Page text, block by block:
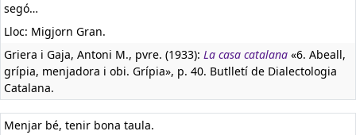
segó…
Lloc: Migjorn Gran.
Griera i Gaja, Antoni M., pvre. (1933): La casa catalana «6. Abeall,
grípia, menjadora i obi. Grípia», p. 40. Butlletí de Dialectologia
Catalana.
Menjar bé, tenir bona taula.